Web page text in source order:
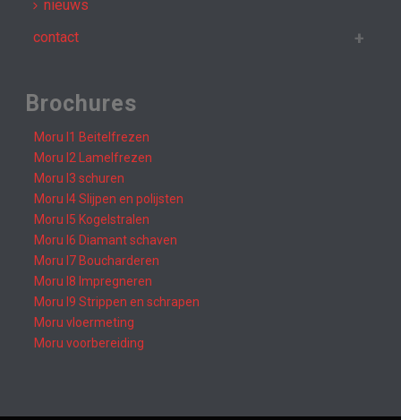
nieuws
contact
Brochures
Moru I1 Beitelfrezen
Moru I2 Lamelfrezen
Moru I3 schuren
Moru I4 Slijpen en polijsten
Moru I5 Kogelstralen
Moru I6 Diamant schaven
Moru I7 Boucharderen
Moru I8 Impregneren
Moru I9 Strippen en schrapen
Moru vloermeting
Moru voorbereiding